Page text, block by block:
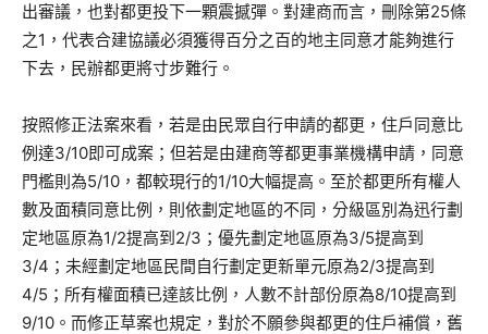
出審議，也對都更投下一顆震撼彈。對建商而言，刪除第25條
之1，代表合建協議必須獲得百分之百的地主同意才能夠進行
下去，民辦都更將寸步難行。
按照修正法案來看，若是由民眾自行申請的都更，住戶同意比
例達3/10即可成案；但若是由建商等都更事業機構申請，同意
門檻則為5/10，都較現行的1/10大幅提高。至於都更所有權人
數及面積同意比例，則依劃定地區的不同，分級區別為迅行劃
定地區原為1/2提高到2/3；優先劃定地區原為3/5提高到
3/4；未經劃定地區民間自行劃定更新單元原為2/3提高到
4/5；所有權面積已達該比例，人數不計部份原為8/10提高到
9/10。而修正草案也規定，對於不願參與都更的住戶補償，舊